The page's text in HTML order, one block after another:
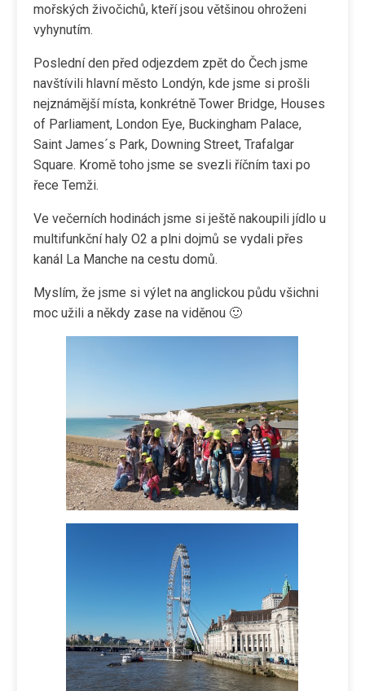
mořských živočichů, kteří jsou většinou ohroženi
vyhynutím.
Poslední den před odjezdem zpět do Čech jsme
navštívili hlavní město Londýn, kde jsme si prošli
nejznámější místa, konkrétně Tower Bridge, Houses
of Parliament, London Eye, Buckingham Palace,
Saint James´s Park, Downing Street, Trafalgar
Square. Kromě toho jsme se svezli říčním taxi po
řece Temži.
Ve večerních hodinách jsme si ještě nakoupili jídlo u
multifunkční haly O2 a plni dojmů se vydali přes
kanál La Manche na cestu domů.
Myslím, že jsme si výlet na anglickou půdu všichni
moc užili a někdy zase na viděnou 🙂